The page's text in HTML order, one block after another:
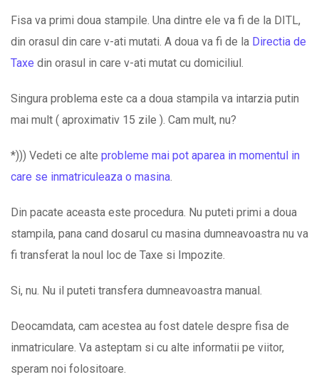
Fisa va primi doua stampile. Una dintre ele va fi de la DITL,
din orasul din care v-ati mutati. A doua va fi de la Directia de
Taxe din orasul in care v-ati mutat cu domiciliul.
Singura problema este ca a doua stampila va intarzia putin
mai mult ( aproximativ 15 zile ). Cam mult, nu?
*))) Vedeti ce alte probleme mai pot aparea in momentul in
care se inmatriculeaza o masina.
Din pacate aceasta este procedura. Nu puteti primi a doua
stampila, pana cand dosarul cu masina dumneavoastra nu va
fi transferat la noul loc de Taxe si Impozite.
Si, nu. Nu il puteti transfera dumneavoastra manual.
Deocamdata, cam acestea au fost datele despre fisa de
inmatriculare. Va asteptam si cu alte informatii pe viitor,
speram noi folositoare.